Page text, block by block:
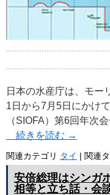
日本の水産庁は、モー
1日から7月5日にかけ
（SIOFA）第6回年次
続きを読む →
関連カテゴリ タイ | 関連
安倍総理はシンガ
相等と立ち話・会